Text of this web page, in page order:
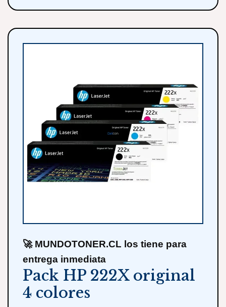
🚀 MUNDOTONER.CL los tiene para
entrega inmediata
Pack HP 222X original
4 colores